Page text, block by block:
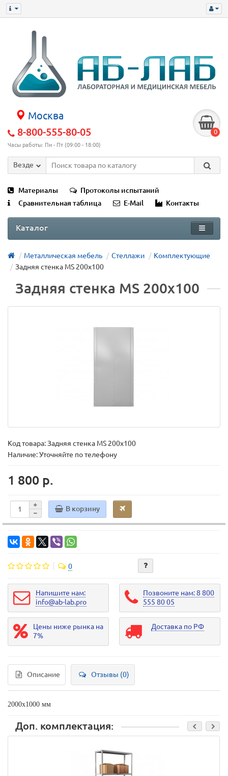
Москва
8-800-555-80-05
Часы работы: Пн - Пт (09:00 - 18:00)
0
Везде
Материалы
Протоколы испытаний
Сравнительная таблица
E-Mail Контакты
Каталог
Металлическая мебель Стеллажи
Комплектующие
Задняя стенка MS 200x100
Задняя стенка MS 200x100
Код товара:Задняя стенка MS 200x100
Наличие: Уточняйте по телефону
1 800 р.
В корзину
0
Напишите нам:
info@ab-lab.pro
Позвоните нам: 8 800
555 80 05
Цены ниже рынка на
7%
Доставка по РФ
Описание Отзывы (0)
2000х1000 мм
Доп. комплектация: